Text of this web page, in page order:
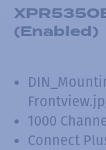
(Enabled)
1000
Connect